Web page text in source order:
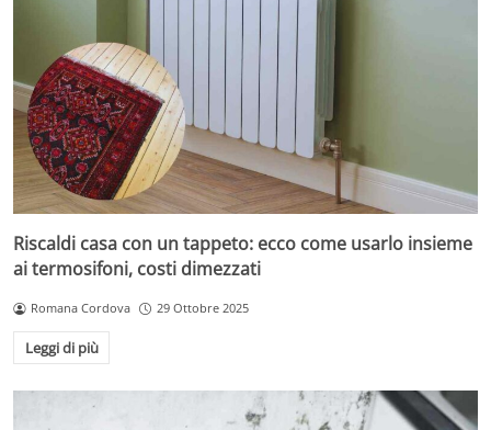
Riscaldi casa con un tappeto: ecco come usarlo insieme
ai termosifoni, costi dimezzati
Romana Cordova 29 Ottobre 2025
Leggi di più